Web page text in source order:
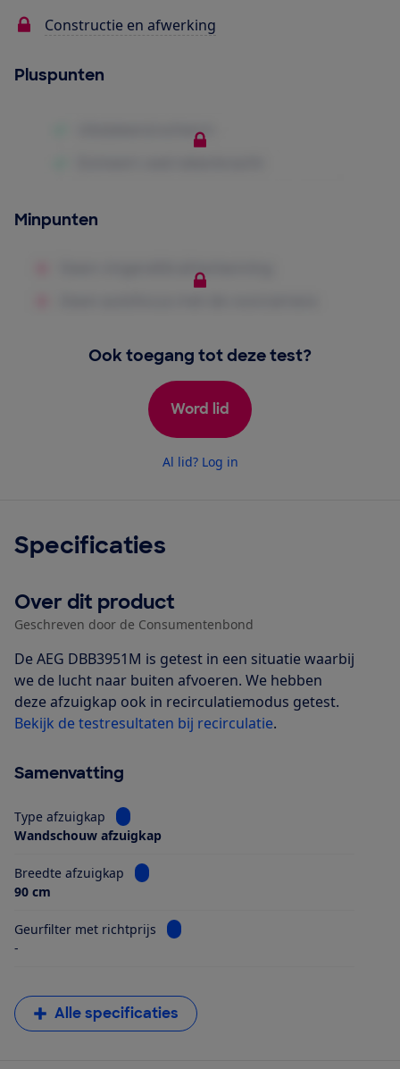
Constructie en afwerking
Pluspunten
Minpunten
Ook toegang tot deze test?
Word lid
Al lid? Log in
Specificaties
Over dit product
Geschreven door de Consumentenbond
De AEG DBB3951M is getest in een situatie waarbij
we de lucht naar buiten afvoeren. We hebben
deze afzuigkap ook in recirculatiemodus getest.
Bekijk de testresultaten bij recirculatie.
Samenvatting
Type afzuigkap
Bekijk informatie voor Type afzuigkap
Wandschouw afzuigkap
Breedte afzuigkap
Bekijk informatie voor Breedte afzuigkap
90 cm
Geurfilter met richtprijs
Bekijk informatie voor Geurfilter met
-
Alle specificaties